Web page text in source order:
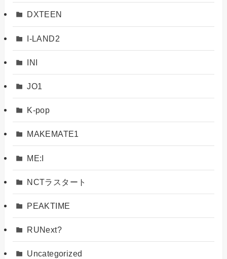
DXTEEN
I-LAND2
INI
JO1
K-pop
MAKEMATE1
ME:I
NCTラスタート
PEAKTIME
RUNext?
Uncategorized